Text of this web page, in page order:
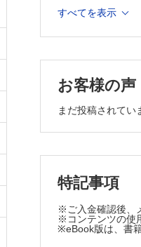
「ベッドに戻
病院の規則を優
会いたいと願
家族の意向が優
本人の意向を
摂取量を増やそ
自己抜去防止の
深夜，不穏状態
昼間も眠って
すべてを表示
お客様の声
まだ投稿されてい
特記事項
※ご入金確認後、
※コンテンツの使
※eBook版は、書